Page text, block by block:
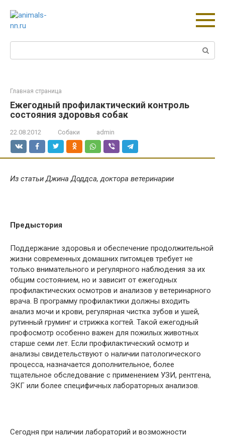
контенту
Поиск:
Главная страница
Ежегодный профилактический контроль
состояния здоровья собак
22.08.2012 Собаки admin
Из статьи Джина Доддса, доктора ветеринарии
Предыстория
Поддержание здоровья и обеспечение продолжительной
жизни современных домашних питомцев требует не
только внимательного и регулярного наблюдения за их
общим состоянием, но и зависит от ежегодных
профилактических осмотров и анализов у ветеринарного
врача. В программу профилактики должны входить
анализ мочи и крови, регулярная чистка зубов и ушей,
рутинный груминг и стрижка когтей. Такой ежегодный
профосмотр особенно важен для пожилых животных
старше семи лет. Если профилактический осмотр и
анализы свидетельствуют о наличии патологического
процесса, назначается дополнительное, более
тщательное обследование с применением УЗИ, рентгена,
ЭКГ или более специфичных лабораторных анализов.
Сегодня при наличии лабораторий и возможности